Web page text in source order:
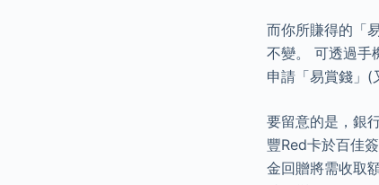
而你所賺得的「
不變。 可透過手
申請「易賞錢」(
要留意的是，銀
豐Red卡於百佳
金回贈將需收取